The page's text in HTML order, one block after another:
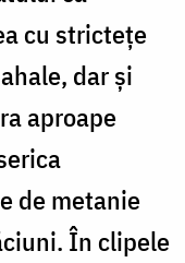
cu strictețe
dar și
aproape
de metanie
În clipele